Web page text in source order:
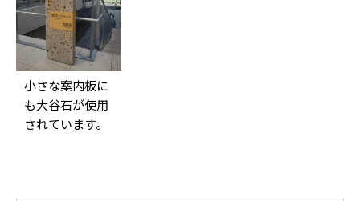
小さな案内板に
も大谷石が使用
されています。